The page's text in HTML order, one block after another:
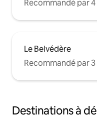
Recommandé par
Le Belvédère
Recommandé par
Destinations à